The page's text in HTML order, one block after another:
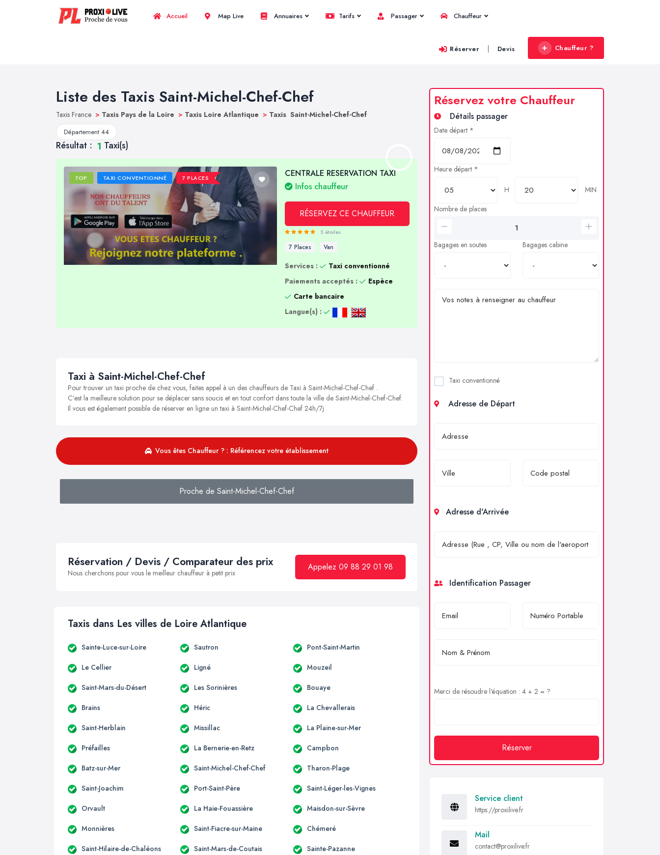
Accueil Map Live Annuaires Tarifs Passager Chauffeur
Réserver | Devis Chauffeur ?
Liste des Taxis Saint-Michel-Chef-Chef
Taxis France > Taxis Pays de la Loire > Taxis Loire Atlantique > Taxis Saint-Michel-Chef-Chef
Département 44
Résultat : 1 Taxi(s)
TOP TAXI CONVENTIONNÉ 7 PLACES
CENTRALE RESERVATION TAXI
Infos chauffeur
RÉSERVEZ CE CHAUFFEUR
5 étoiles
7 Places Van
Services :
Taxi conventionné
Paiements acceptés :
Espèce
Carte bancaire
Langue(s) :
Taxi à Saint-Michel-Chef-Chef
Pour trouver un taxi proche de chez vous, faites appel à un des chauffeurs de Taxi à Saint-Michel-Chef-Chef .
C’est la meilleure solution pour se déplacer sans soucis et en tout confort dans toute la ville de Saint-Michel-Chef-Chef.
Il vous est également possible de réserver en ligne un taxi à Saint-Michel-Chef-Chef 24h/7j .
Vous êtes Chauffeur ? : Référencez votre établissement
Proche de Saint-Michel-Chef-Chef
Réservation / Devis / Comparateur des prix
Nous cherchons pour vous le meilleur chauffeur à petit prix
Appelez 09 88 29 01 98
Taxis dans Les villes de Loire Atlantique
Sainte-Luce-sur-Loire Sautron Pont-Saint-Martin
Le Cellier Ligné Mouzeil
Saint-Mars-du-Désert Les Sorinières Bouaye
Brains Héric La Chevallerais
Saint-Herblain Missillac La Plaine-sur-Mer
Préfailles La Bernerie-en-Retz Campbon
Batz-sur-Mer Saint-Michel-Chef-Chef Tharon-Plage
Saint-Joachim Port-Saint-Père Saint-Léger-les-Vignes
Orvault La Haie-Fouassière Maisdon-sur-Sèvre
Monnières Saint-Fiacre-sur-Maine Chémeré
Saint-Hilaire-de-Chaléons Saint-Mars-de-Coutais Sainte-Pazanne
Réservez votre Chauffeur
Détails passager
Date départ *
Heure départ *
H
MIN
Nombre de places
Bagages en soutes Bagages cabine
Taxi conventionné
Adresse de Départ
Adresse d'Arrivée
Identification Passager
Merci de résoudre l'équation : 4 + 2 = ?
Réserver
Service client
https://proxilive.fr
Mail
contact@proxilive.fr